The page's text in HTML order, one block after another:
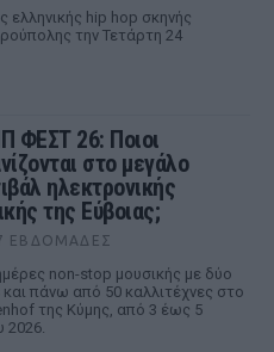
hip hop σκηνής
την Τετάρτη 24
ΦΕΣΤ 26: Ποιοι
στο μεγάλο
ηλεκτρονικής
της Εύβοιας;
ΕΒΔΟΜΆΔΕΣ
non-stop μουσικής με δύο
πάνω από 50 καλλιτέχνες στο
της Κύμης, από 3 έως 5
2026.